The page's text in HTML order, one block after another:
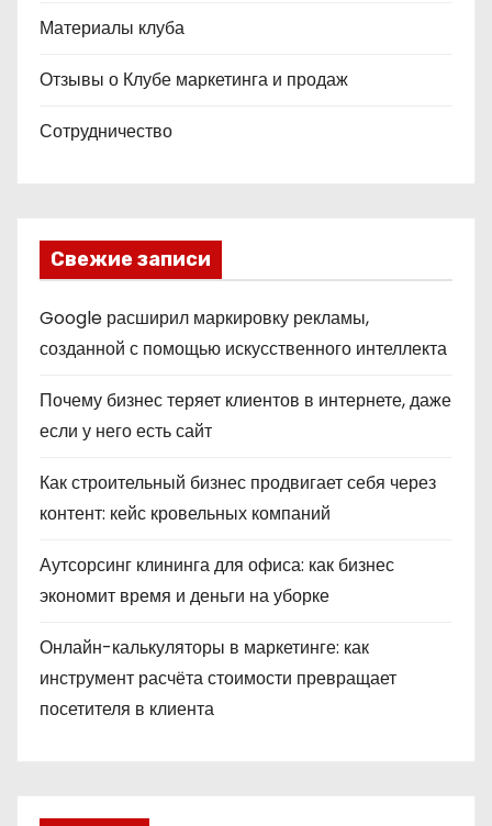
Материалы клуба
Отзывы о Клубе маркетинга и продаж
Сотрудничество
Свежие записи
Google расширил маркировку рекламы,
созданной с помощью искусственного интеллекта
Почему бизнес теряет клиентов в интернете, даже
если у него есть сайт
Как строительный бизнес продвигает себя через
контент: кейс кровельных компаний
Аутсорсинг клининга для офиса: как бизнес
экономит время и деньги на уборке
Онлайн-калькуляторы в маркетинге: как
инструмент расчёта стоимости превращает
посетителя в клиента